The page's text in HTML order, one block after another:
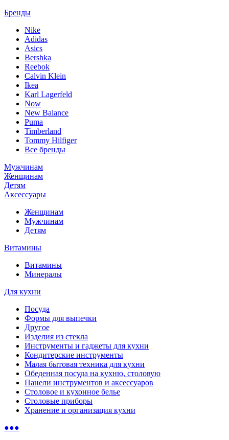
Бренды
Nike
Adidas
Asics
Bershka
Reebok
Calvin Klein
Ikea
Karl Lagerfeld
Now
New Balance
Puma
Timberland
Tommy Hilfiger
Все бренды
Мужчинам
Женщинам
Детям
Аксессуары
Женщинам
Мужчинам
Детям
Витамины
Витамины
Минералы
Для кухни
Посуда
Формы для выпечки
Другое
Изделия из стекла
Инструменты и гаджеты для кухни
Кондитерские инструменты
Малая бытовая техника для кухни
Обеденная посуда на кухню, столовую
Панели инструментов и аксессуаров
Столовое и кухонное белье
Столовые приборы
Хранение и организация кухни
●●●